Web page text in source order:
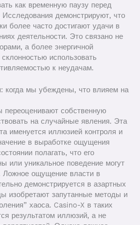
как временную паузу перед
демонстрируют, что
более часто достигают удачи в
деятельности. Это связано не
а более энергичной
использовать
к неудачам.
когда мы убеждены, что влияем на
переоценивают собственную
на случайные явления. Эта
именуется иллюзией контроля и
в выработке ощущения
полагать, что его
или уникальное поведение могут
Ложное ощущение власти в
демонстрируется в азартных
изобретают запутанные методы и
хаоса. Casino-X в таких
результатом иллюзий, а не